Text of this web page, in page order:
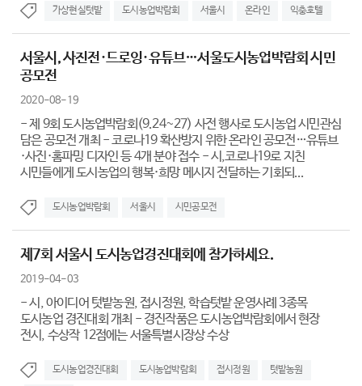
가상현실텃밭 도시농업박람회 서울시 온라인 익충호텔
서울시, 사진전·드로잉·유튜브…서울도시농업박람회 시민
공모전
2020-08-19
- 제 9회 도시농업박람회(9.24~27) 사전 행사로 도시농업 시민관심
담은 공모전 개최 - 코로나19 확산방지 위한 온라인 공모전…유튜브
·사진·홈파밍 디자인 등 4개 분야 접수 - 시,코로나19로 지친
시민들에게 도시농업의 행복·희망 메시지 전달하는 기회되...
도시농업박람회 서울시 시민공모전
제7회 서울시 도시농업경진대회에 참가하세요.
2019-04-03
- 시, 아이디어 텃밭농원, 접시정원, 학습텃밭 운영사례 3종목
도시농업 경진대회 개최 - 경진작품은 도시농업박람회에서 현장
전시, 수상작 12점에는 서울특별시장상 수상
도시농업경진대회 도시농업박람회 접시정원 텃밭농원